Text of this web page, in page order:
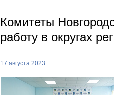
Комитеты
работу в округах
17 августа 2023